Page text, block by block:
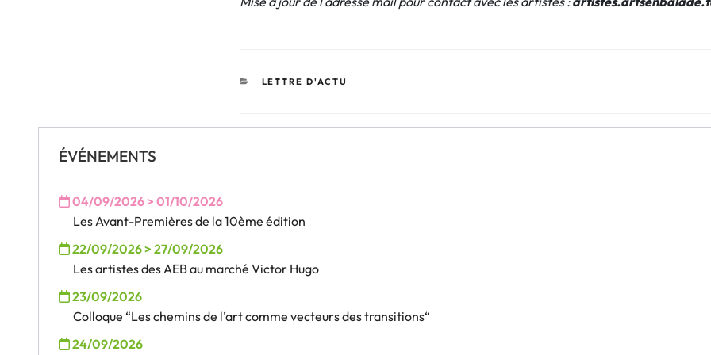
CATÉGORIES
LETTRE D'ACTU
ÉVÉNEMENTS
04/09/2026 > 01/10/2026
Les Avant-Premières de la 10ème édition
22/09/2026 > 27/09/2026
Les artistes des AEB au marché Victor Hugo
23/09/2026
Colloque “Les chemins de l’art comme vecteurs des transitions“
24/09/2026